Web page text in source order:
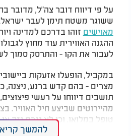
על פי דיווח דובר צה"ל, מדובר
ששוגר משטח תימן לעבר
מאוישים זוהו בדרכם למדינה
ההגנה האווירית עוד מחוץ
לעבור את הקו - והתרסק סמוך
במקביל, הופעלו אזעקות
מצרים - בהם קדש ברנע, ניצנה,
תושבים דיווחו על רעשי
מהיירוטים שביצע חיל האוויר.
טופל במלואו, וכי לא נגרם נזק
להמשך